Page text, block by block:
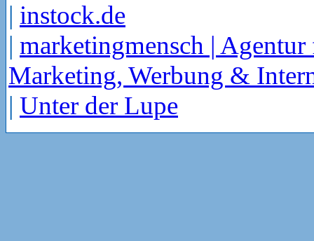
| instock.de
| marketingmensch | Agentur
Marketing, Werbung &
| Unter der Lupe